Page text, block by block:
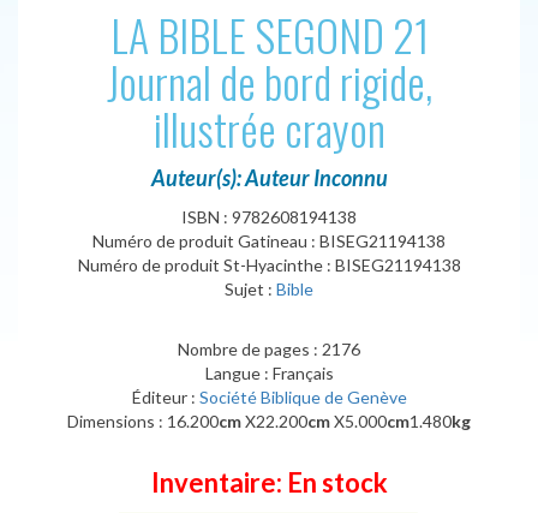
LA BIBLE SEGOND 21
Journal de bord rigide,
illustrée crayon
Auteur(s): Auteur Inconnu
ISBN : 9782608194138
Numéro de produit Gatineau : BISEG21194138
Numéro de produit St-Hyacinthe : BISEG21194138
Sujet : Bible
Nombre de pages : 2176
Langue : Français
Éditeur : Société Biblique de Genève
Dimensions : 16.200cmX22.200cmX5.000cm1.480kg
Inventaire: En stock